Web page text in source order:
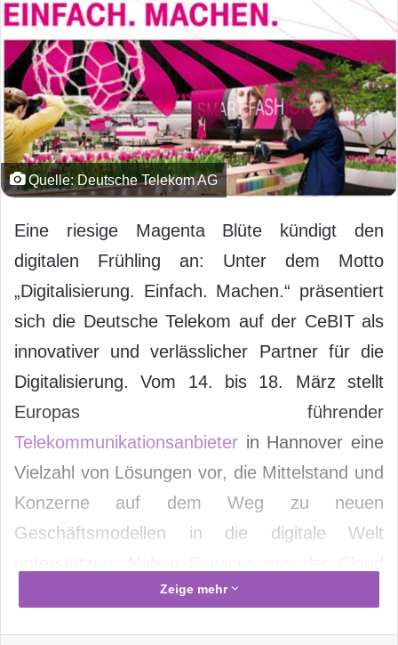
Quelle: Deutsche Telekom AG
Eine riesige Magenta Blüte kündigt den
digitalen Frühling an: Unter dem Motto
„Digitalisierung. Einfach. Machen.“ präsentiert
sich die Deutsche Telekom auf der CeBIT als
innovativer und verlässlicher Partner für die
Digitalisierung. Vom 14. bis 18. März stellt
Europas führender
Telekommunikationsanbieter in Hannover eine
Vielzahl von Lösungen vor, die Mittelstand und
Konzerne auf dem Weg zu neuen
Geschäftsmodellen in die digitale Welt
gehören dazu M2M- und Sicherheitslösungen,
Zeige mehr